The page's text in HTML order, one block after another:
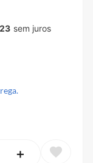
23
＋